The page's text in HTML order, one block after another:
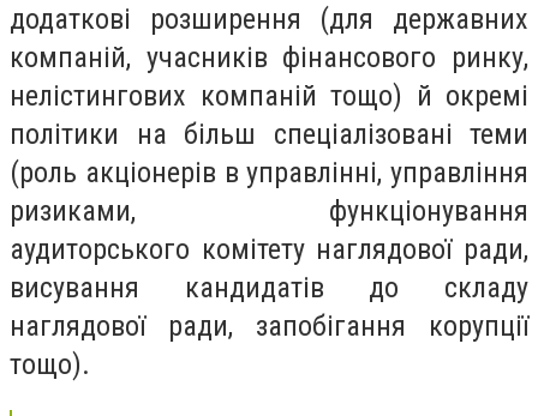
додаткові розширення (для державних
компаній, учасників фінансового ринку,
нелістингових компаній тощо) й окремі
політики на більш спеціалізовані теми
(роль акціонерів в управлінні, управління
ризиками, функціонування
аудиторського комітету наглядової ради,
висування кандидатів до складу
наглядової ради, запобігання корупції
тощо).